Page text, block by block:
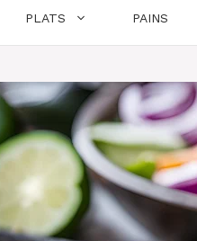
PLATS PAINS